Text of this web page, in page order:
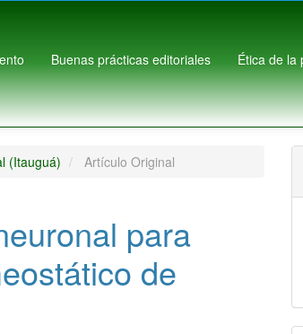
Buenas prácticas editoriales Ética de la
(Itauguá) Artículo Original
para
de